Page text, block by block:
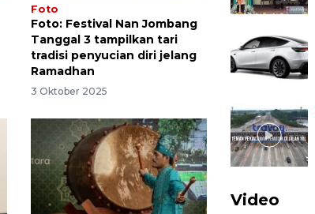
Foto
Foto: Festival Nan Jombang
Tanggal 3 tampilkan tari
tradisi penyucian diri jelang
Ramadhan
3 Oktober 2025
Video